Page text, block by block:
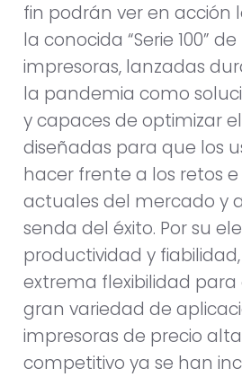
fin podrán ver en acción
la conocida “Serie 100”
impresoras, lanzadas
la pandemia como
y capaces de optimizar
diseñadas para que los
hacer frente a los retos
actuales del mercado y
senda del éxito. Por su
productividad y
extrema flexibilidad para
gran variedad de
impresoras de precio
competitivo ya se han